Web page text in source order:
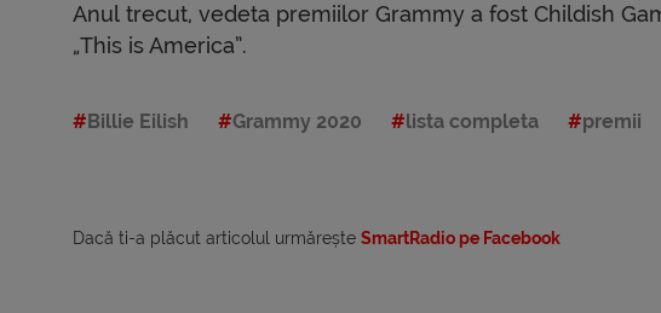
Anul trecut, vedeta premiilor Grammy a fost Childish
„This is America”.
Billie Eilish Grammy 2020 lista completa premii
Dacă ti-a plăcut articolul urmărește SmartRadio pe Facebook